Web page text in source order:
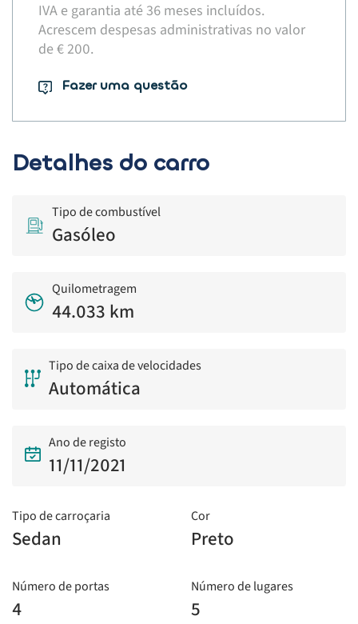
IVA e garantia até 36 meses incluídos.
Acrescem despesas administrativas no valor
de € 200.​
Fazer uma questão
Detalhes do carro
Tipo de combustível
Gasóleo
Quilometragem
44.033 km
Tipo de caixa de velocidades
Automática
Ano de registo
11/11/2021
Tipo de carroçaria
Sedan
Cor
Preto
Número de portas
4
Número de lugares
5